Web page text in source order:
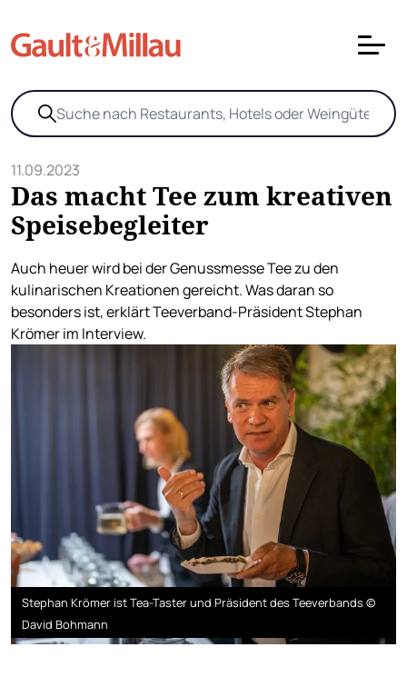
11.09.2023
Das macht Tee zum kreativen
Speisebegleiter
Auch heuer wird bei der Genussmesse Tee zu den
kulinarischen Kreationen gereicht. Was daran so
besonders ist, erklärt Teeverband-Präsident Stephan
Krömer im Interview.
Stephan Krömer ist Tea-Taster und Präsident des Teeverbands ©
David Bohmann